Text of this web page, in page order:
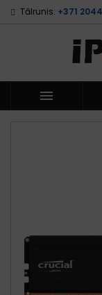
Tālrunis: +371
